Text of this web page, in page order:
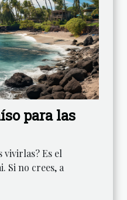
para las
vivirlas? Es el
Si no crees, a